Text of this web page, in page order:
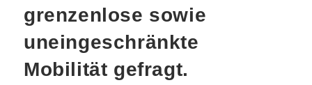
grenzenlose sowie
uneingeschränkte
Mobilität gefragt.